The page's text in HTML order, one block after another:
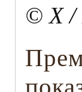
© X /